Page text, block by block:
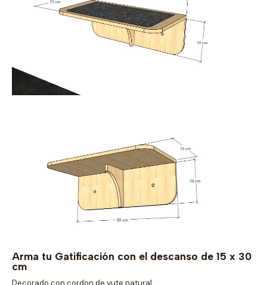
Arma tu Gatificación con el descanso de 15 x 30
cm